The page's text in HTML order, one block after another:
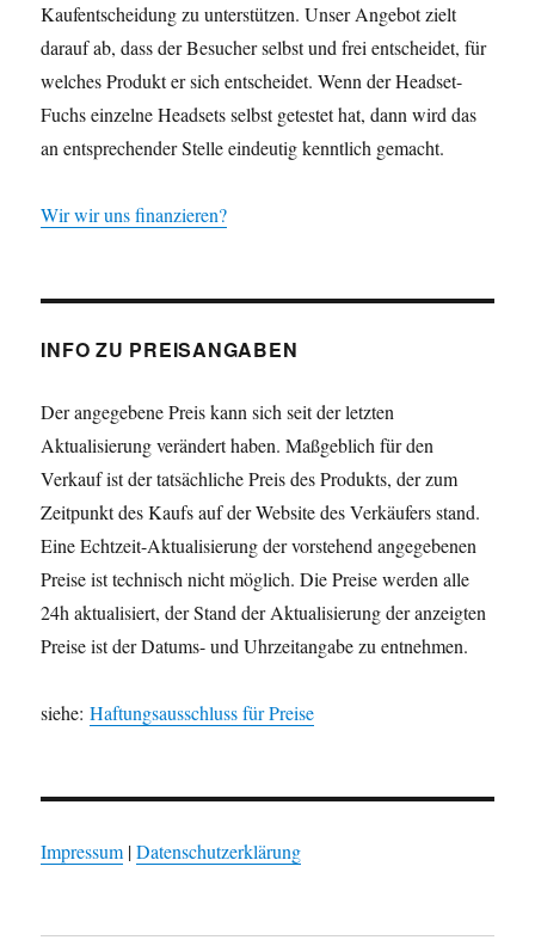
Kaufentscheidung zu unterstützen. Unser Angebot zielt
darauf ab, dass der Besucher selbst und frei entscheidet, für
welches Produkt er sich entscheidet. Wenn der Headset-
Fuchs einzelne Headsets selbst getestet hat, dann wird das
an entsprechender Stelle eindeutig kenntlich gemacht.
Wir wir uns finanzieren?
INFO ZU PREISANGABEN
Der angegebene Preis kann sich seit der letzten
Aktualisierung verändert haben. Maßgeblich für den
Verkauf ist der tatsächliche Preis des Produkts, der zum
Zeitpunkt des Kaufs auf der Website des Verkäufers stand.
Eine Echtzeit-Aktualisierung der vorstehend angegebenen
Preise ist technisch nicht möglich. Die Preise werden alle
24h aktualisiert, der Stand der Aktualisierung der anzeigten
Preise ist der Datums- und Uhrzeitangabe zu entnehmen.
siehe:Haftungsausschluss für Preise
Impressum|Datenschutzerklärung